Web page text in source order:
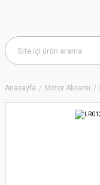
Anasayfa Motor Aksamı